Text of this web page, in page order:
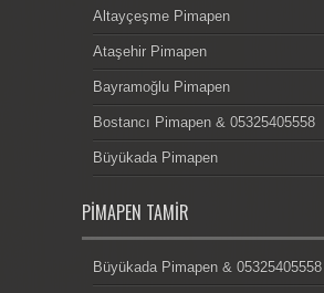
Altayçeşme Pimapen
Ataşehir Pimapen
Bayramoğlu Pimapen
Bostancı Pimapen & 05325405558
Büyükada Pimapen
PIMAPEN TAMIR
Büyükada Pimapen & 05325405558